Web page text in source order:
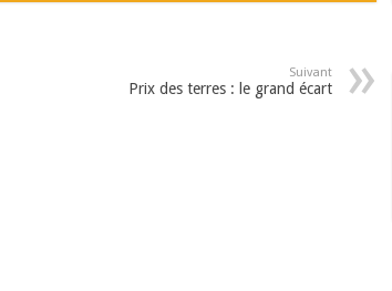
Suivant
Prix des terres : le grand écart